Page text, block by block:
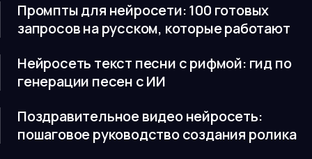
Промпты для нейросети: 100 готовых
запросов на русском, которые работают
Нейросеть текст песни с рифмой: гид по
генерации песен с ИИ
Поздравительное видео нейросеть:
пошаговое руководство создания ролика